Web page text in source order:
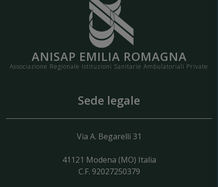
ANISAP EMILIA ROMAGNA
Associazione Regionale Istituzioni Sanitarie Ambulatoriali Private
Sede legale
Via A. Begarelli 31
41121 Modena (MO) Italia
C.F. 92027250379